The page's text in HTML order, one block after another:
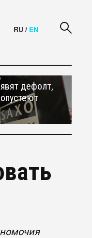
RU / EN
дефолт,